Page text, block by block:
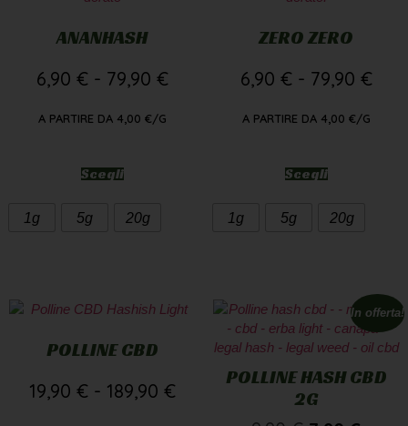
ANANHASH
6,90 € - 79,90 €
A PARTIRE DA 4,00 €/G
Scegli
1g 5g 20g
ZERO ZERO
6,90 € - 79,90 €
A PARTIRE DA 4,00 €/G
Scegli
1g 5g 20g
POLLINE CBD
19,90 € - 189,90 €
In offerta!
POLLINE HASH CBD
2G